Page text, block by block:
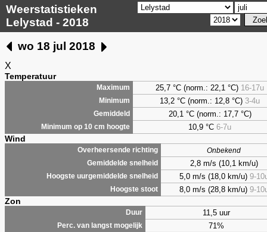
Weerstatistieken
Lelystad - 2018
wo 18 jul 2018
X
Temperatuur
Maximum 25,7 °C (norm.: 22,1 °C) 16-17u
Minimum 13,2 °C (norm.: 12,8 °C) 3-4u
Gemiddeld 20,1 °C (norm.: 17,7 °C)
Minimum op 10 cm hoogte 10,9 °C 6-7u
Wind
Overheersende richting
Onbekend
Gemiddelde snelheid
2,8 m/s (10,1 km/u)
Hoogste uurgemiddelde snelheid 5,0 m/s (18,0 km/u) 9-
Hoogste stoot 8,0 m/s (28,8 km/u) 9-
Zon
Duur 11,5 uur
Perc. van langst mogelijk 71%